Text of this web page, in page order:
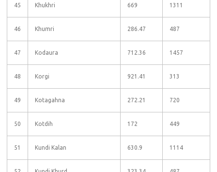
45 Khukhri 669 1311
46 Khumri 286.47 487
47 Kodaura 712.36 1457
48 Korgi 921.41 313
49 Kotagahna 272.21 720
50 Kotdih 172 449
51 Kundi Kalan 630.9 1114